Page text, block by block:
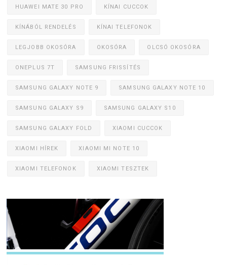
HUAWEI MATE 30 PRO KÍNAI CUCCOK
KÍNÁBÓL RENDELÉS KÍNAI TELEFONOK
LEGJOBB OKOSÓRA OKOSÓRA OLCSÓ OKOSÓRA
ONEPLUS 7T SAMSUNG FRISSÍTÉS
SAMSUNG GALAXY NOTE 9 SAMSUNG GALAXY NOTE 10
SAMSUNG GALAXY S9 SAMSUNG GALAXY S10
SAMSUNG GALAXY FOLD XIAOMI CUCCOK
XIAOMI HÍREK XIAOMI MI NOTE 10
XIAOMI TELEFONOK XIAOMI TESZTEK